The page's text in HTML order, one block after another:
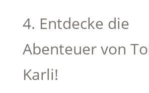
4. Entdecke die
Abenteuer von
Karli!